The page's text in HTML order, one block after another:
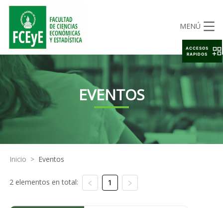
MENÚ
EVENTOS
Inicio > Eventos
2 elementos en total: 1
ACCESOS
RAPIDOS